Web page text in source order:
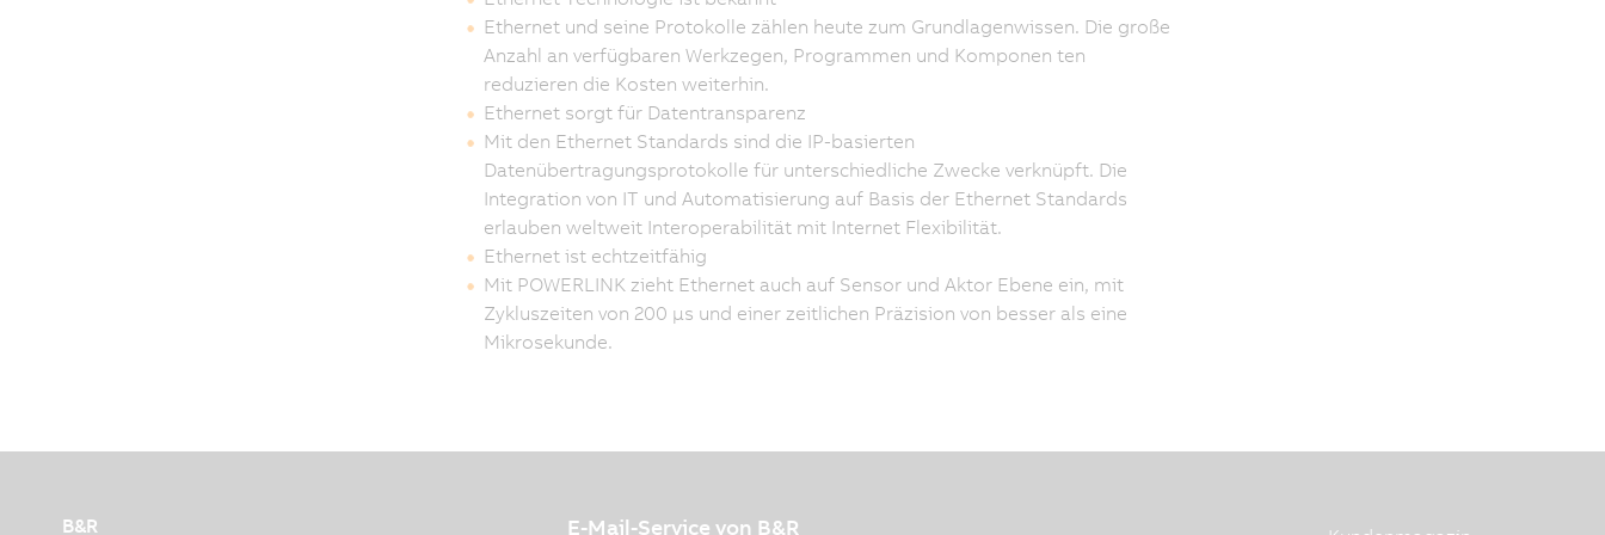
Ethernet und seine Protokolle zählen heute zum Grundlagenwissen. Die große
Anzahl an verfügbaren Werkzegen, Programmen und Komponen ten
reduzieren die Kosten weiterhin.
Ethernet sorgt für Datentransparenz
Mit den Ethernet Standards sind die IP-basierten
Datenübertragungsprotokolle für unterschiedliche Zwecke verknüpft. Die
Integration von IT und Automatisierung auf Basis der Ethernet Standards
erlauben weltweit Interoperabilität mit Internet Flexibilität.
Ethernet ist echtzeitfähig
Mit POWERLINK zieht Ethernet auch auf Sensor und Aktor Ebene ein, mit
Zykluszeiten von 200 µs und einer zeitlichen Präzision von besser als eine
Mikrosekunde.
B&R E-Mail-Service von B&R